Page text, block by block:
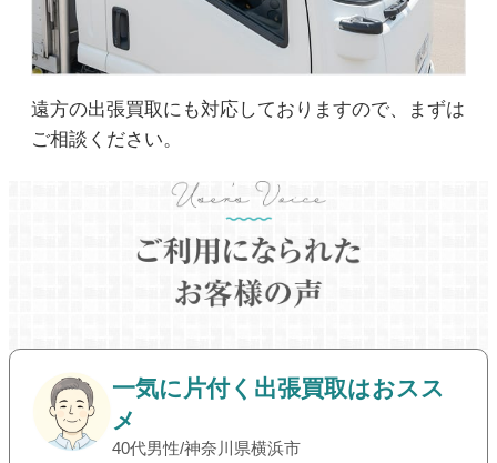
遠方の出張買取にも対応しておりますので、まずは
ご相談ください。
一気に片付く出張買取はおスス
メ
40代男性/神奈川県横浜市